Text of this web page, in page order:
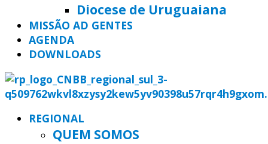
Diocese de Uruguaiana
MISSÃO AD GENTES
AGENDA
DOWNLOADS
REGIONAL
QUEM SOMOS